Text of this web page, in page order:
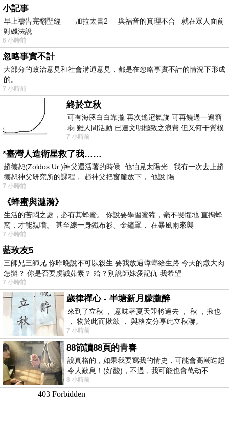
小記事
早上禱告完翻聖經 加拉太書2 與福音的真理不合 就在眾人面前
對磯法說
6 小時前
忽略事實不計
大部分的政治意見和社會溝通意見，都是在忽略事實不計的情況下形成
的。
7 小時前
終於立秋
可有海豚白白靠攏 再次遙迢氣旋 可再饒過一遍窮
弱 雖人間活動 已達文明極致之浪費 但又何干質樸
者 只能白白陪葬
7 小時前
*臺灣人造衛星救了我……
趙德恕(Zoldos Ur.)神父還活著的時候: 他怕見太陽光 我有一次去上趙
德恕神父研究所的課程， 趙神父把窗簾放下， 他說:陽
7 小時前
《蜂蜜與漣漪》
生活的苦悶之處，必有其蜂蜜。 你說要學習蜜獾，毫不畏懼地 直搗蜂
窩，才能親嚐。 甚至練一身鐵布衫、金鐘罩， 在暴風雨來襲
7 小時前
藍玫友5
三師兄三師兄 你昨晚說不可以殺生 要我放過蟑螂給生路 今天的燉大肉
怎辦？ 你是否要虔誠茹素？ 蛤？別說師妹愛記仇 我希望
7 小時前
歲律禪心 - 半塘新月朦朧醉
來到了立秋 ， 意味著夏天即將過去 ， 秋 ，揪也
， 物於此而揪歛 ， 與格友分享此立秋聯。
7 小時前
88節讀88頁的青春
說真格的，如果我要寫我的情史，可能會高潮迭起
令人歎息！(好酸)，不過，我可能也會萬劫不
復...，每天跪鍵盤還是被判了花心的罪
8 小時前